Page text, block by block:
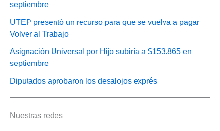
septiembre
UTEP presentó un recurso para que se vuelva a pagar
Volver al Trabajo
Asignación Universal por Hijo subiría a $153.865 en
septiembre
Diputados aprobaron los desalojos exprés
Nuestras redes